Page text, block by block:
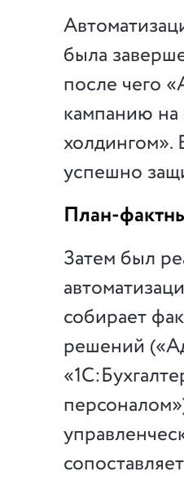
была
после чего
кампанию на
холдингом».
успешно
План-
Затем был
собирает
решений